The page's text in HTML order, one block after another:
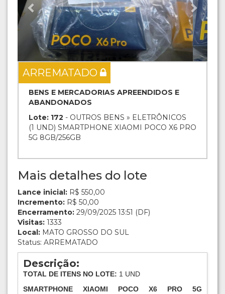
ARREMATADO
BENS E MERCADORIAS APREENDIDOS E
ABANDONADOS
Lote: 172 - OUTROS BENS » ELETRÔNICOS
(1 UND) SMARTPHONE XIAOMI POCO X6 PRO
5G 8GB/256GB
Mais detalhes do lote
Lance inicial: R$ 550,00
Incremento: R$ 50,00
Encerramento: 29/09/2025 13:51 (DF)
Visitas: 1333
Local: MATO GROSSO DO SUL
Status: ARREMATADO
Descrição:
TOTAL DE ITENS NO LOTE: 1 UND
SMARTPHONE XIAOMI POCO X6 PRO 5G